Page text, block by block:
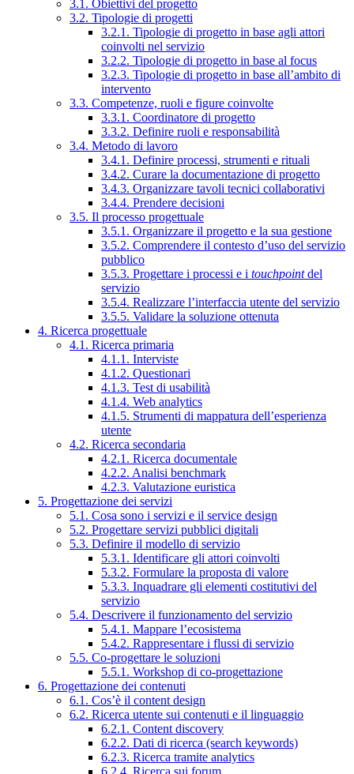
3.1. Obiettivi del progetto
3.2. Tipologie di progetti
3.2.1. Tipologie di progetto in base agli attori
coinvolti nel servizio
3.2.2. Tipologie di progetto in base al focus
3.2.3. Tipologie di progetto in base all’ambito di
intervento
3.3. Competenze, ruoli e figure coinvolte
3.3.1. Coordinatore di progetto
3.3.2. Definire ruoli e responsabilità
3.4. Metodo di lavoro
3.4.1. Definire processi, strumenti e rituali
3.4.2. Curare la documentazione di progetto
3.4.3. Organizzare tavoli tecnici collaborativi
3.4.4. Prendere decisioni
3.5. Il processo progettuale
3.5.1. Organizzare il progetto e la sua gestione
3.5.2. Comprendere il contesto d’uso del servizio
pubblico
3.5.3. Progettare i processi e i touchpointdel
servizio
3.5.4. Realizzare l’interfaccia utente del servizio
3.5.5. Validare la soluzione ottenuta
4. Ricerca progettuale
4.1. Ricerca primaria
4.1.1. Interviste
4.1.2. Questionari
4.1.3. Test di usabilità
4.1.4. Web analytics
4.1.5. Strumenti di mappatura dell’esperienza
utente
4.2. Ricerca secondaria
4.2.1. Ricerca documentale
4.2.2. Analisi benchmark
4.2.3. Valutazione euristica
5. Progettazione dei servizi
5.1. Cosa sono i servizi e il service design
5.2. Progettare servizi pubblici digitali
5.3. Definire il modello di servizio
5.3.1. Identificare gli attori coinvolti
5.3.2. Formulare la proposta di valore
5.3.3. Inquadrare gli elementi costitutivi del
servizio
5.4. Descrivere il funzionamento del servizio
5.4.1. Mappare l’ecosistema
5.4.2. Rappresentare i flussi di servizio
5.5. Co-progettare le soluzioni
5.5.1. Workshop di co-progettazione
6. Progettazione dei contenuti
6.1. Cos’è il content design
6.2. Ricerca utente sui contenuti e il linguaggio
6.2.1. Content discovery
6.2.2. Dati di ricerca (search keywords)
6.2.3. Ricerca tramite analytics
6.2.4. Ricerca sui forum